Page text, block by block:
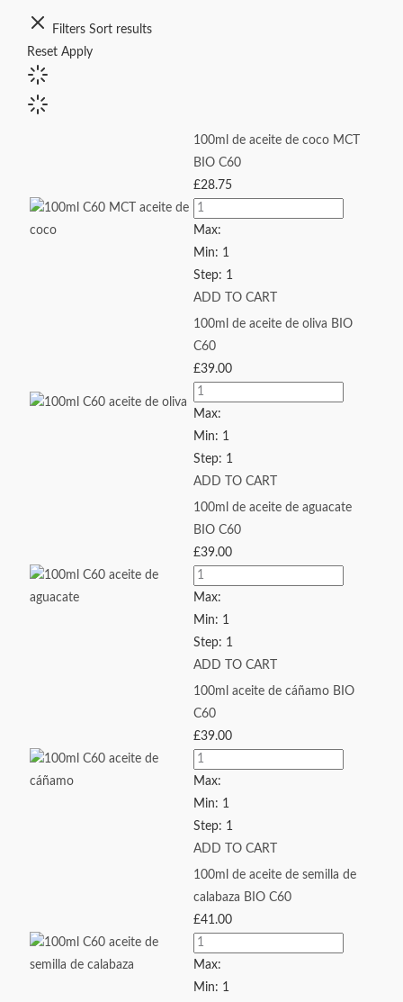
Filters Sort results
Reset Apply
100ml de aceite de coco MCT
BIO C60
£28.75
Max:
Min: 1
Step: 1
ADD TO CART
100ml de aceite de oliva BIO
C60
£39.00
Max:
Min: 1
Step: 1
ADD TO CART
100ml de aceite de aguacate
BIO C60
£39.00
Max:
Min: 1
Step: 1
ADD TO CART
100ml aceite de cáñamo BIO
C60
£39.00
Max:
Min: 1
Step: 1
ADD TO CART
100ml de aceite de semilla de
calabaza BIO C60
£41.00
Max:
Min: 1